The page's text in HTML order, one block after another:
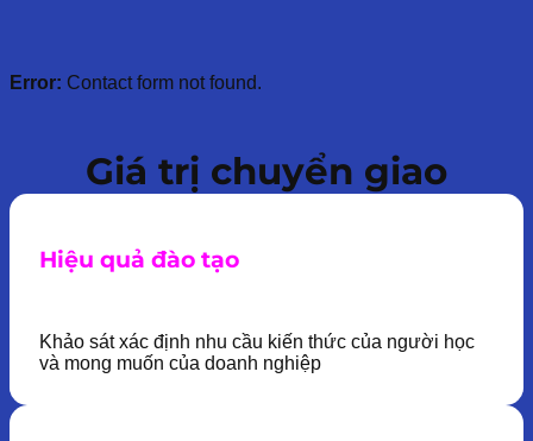
Error: Contact form not found.
Giá trị chuyển giao
Hiệu quả đào tạo
Khảo sát xác định nhu cầu kiến thức của người học
và mong muốn của doanh nghiệp